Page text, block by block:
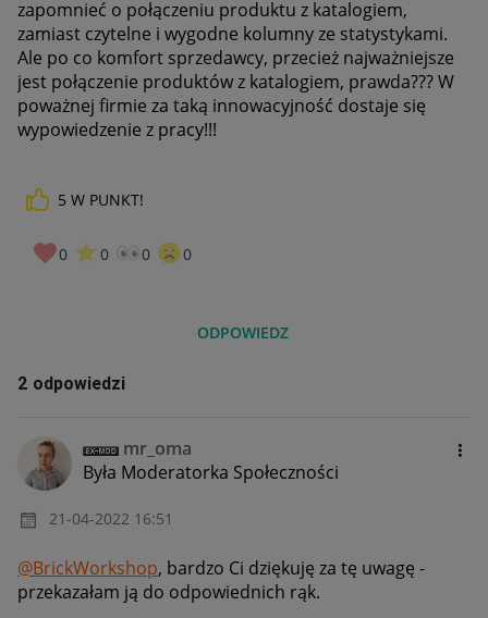
zapomnieć o połączeniu produktu z katalogiem,
zamiast czytelne i wygodne kolumny ze statystykami.
Ale po co komfort sprzedawcy, przecież najważniejsze
jest połączenie produktów z katalogiem, prawda??? W
poważnej firmie za taką innowacyjność dostaje się
wypowiedzenie z pracy!!!
5 W PUNKT!
0 0 0 0
ODPOWIEDZ
2 odpowiedzi
mr_oma
Była Moderatorka Społeczności
‎21-04-2022 16:51
@BrickWorkshop, bardzo Ci dziękuję za tę uwagę -
przekazałam ją do odpowiednich rąk.